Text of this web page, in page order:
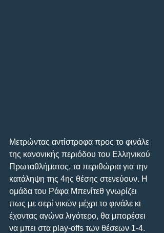
Μετρώντας αντίστροφα προς το φινάλε
της κανονικής περιόδου του Ελληνικού
Πρωταθλήματος, τα περιθώρια για την
κατάληψη της 4ης θέσης στενεύουν. Η
ομάδα του Ράφα Μπενίτεθ γνωρίζει
πως με σερί νικών μέχρι το φινάλε κι
έχοντας αγώνα λιγότερο, θα μπορέσει
να μπει στα play-offs των θέσεων 1-4.